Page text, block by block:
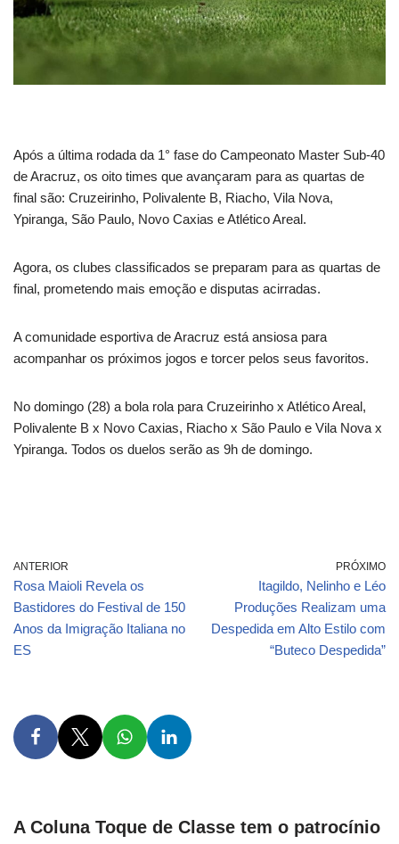
Após a última rodada da 1° fase do Campeonato Master Sub-40
de Aracruz, os oito times que avançaram para as quartas de
final são: Cruzeirinho, Polivalente B, Riacho, Vila Nova,
Ypiranga, São Paulo, Novo Caxias e Atlético Areal.
Agora, os clubes classificados se preparam para as quartas de
final, prometendo mais emoção e disputas acirradas.
A comunidade esportiva de Aracruz está ansiosa para
acompanhar os próximos jogos e torcer pelos seus favoritos.
No domingo (28) a bola rola para Cruzeirinho x Atlético Areal,
Polivalente B x Novo Caxias, Riacho x São Paulo e Vila Nova x
Ypiranga. Todos os duelos serão as 9h de domingo.
ANTERIOR
Rosa Maioli Revela os
Bastidores do Festival de 150
Anos da Imigração Italiana no
ES
PRÓXIMO
Itagildo, Nelinho e Léo
Produções Realizam uma
Despedida em Alto Estilo com
“Buteco Despedida”
A Coluna Toque de Classe tem o patrocínio